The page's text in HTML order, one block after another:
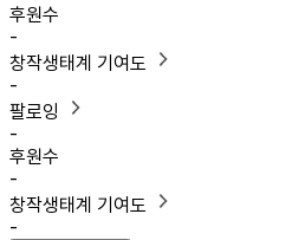
후원수
-
창작생태계 기여도
-
팔로잉
-
후원수
-
창작생태계 기여도
-